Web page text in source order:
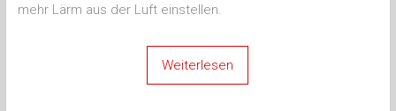
mehr Lärm aus der Luft einstellen.
Weiterlesen